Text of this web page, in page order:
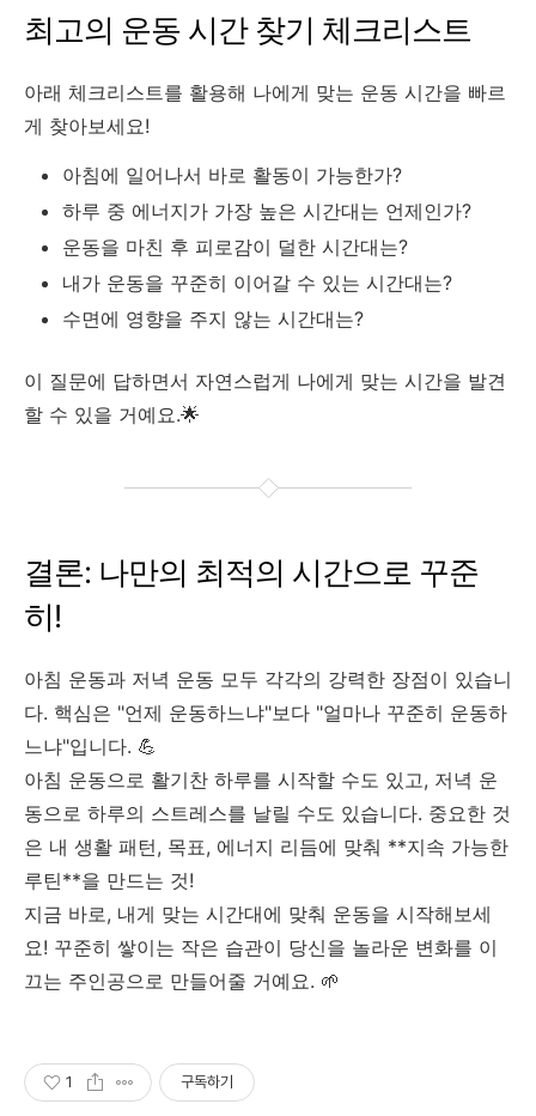
최고의 운동 시간 찾기 체크리스트
아래 체크리스트를 활용해 나에게 맞는 운동 시간을 빠르
게 찾아보세요!
아침에 일어나서 바로 활동이 가능한가?
하루 중 에너지가 가장 높은 시간대는 언제인가?
운동을 마친 후 피로감이 덜한 시간대는?
내가 운동을 꾸준히 이어갈 수 있는 시간대는?
수면에 영향을 주지 않는 시간대는?
이 질문에 답하면서 자연스럽게 나에게 맞는 시간을 발견
할 수 있을 거예요.🌟
결론: 나만의 최적의 시간으로 꾸준
히!
아침 운동과 저녁 운동 모두 각각의 강력한 장점이 있습니
다. 핵심은 "언제 운동하느냐"보다 "얼마나 꾸준히 운동하
느냐"입니다. 💪
아침 운동으로 활기찬 하루를 시작할 수도 있고, 저녁 운
동으로 하루의 스트레스를 날릴 수도 있습니다. 중요한 것
은 내 생활 패턴, 목표, 에너지 리듬에 맞춰 **지속 가능한
루틴**을 만드는 것!
지금 바로, 내게 맞는 시간대에 맞춰 운동을 시작해보세
요! 꾸준히 쌓이는 작은 습관이 당신을 놀라운 변화를 이
끄는 주인공으로 만들어줄 거예요. 🌱
1 구독하기